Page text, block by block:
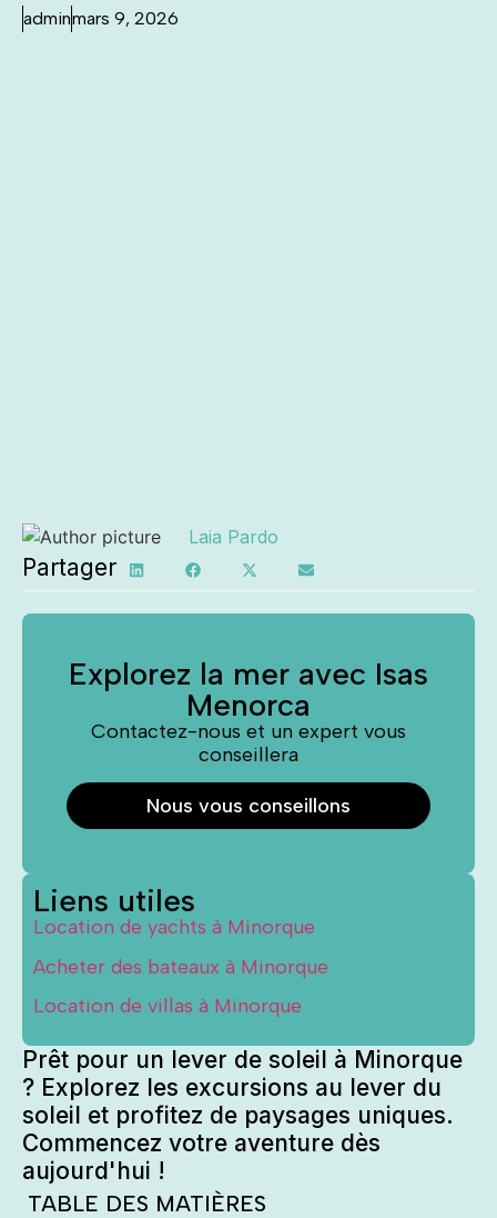
adminmars 9, 2026
Prêt pour un lever de soleil à Minorque
? Explorez les excursions au lever du
soleil et profitez de paysages uniques.
Commencez votre aventure dès
aujourd'hui !
TABLE DES MATIÈRES
Laia Pardo
Partager
Explorez la mer avec Isas
Menorca
Contactez-nous et un expert vous
conseillera
Nous vous conseillons
Liens utiles
Location de yachts à Minorque
Acheter des bateaux à Minorque
Location de villas à Minorque